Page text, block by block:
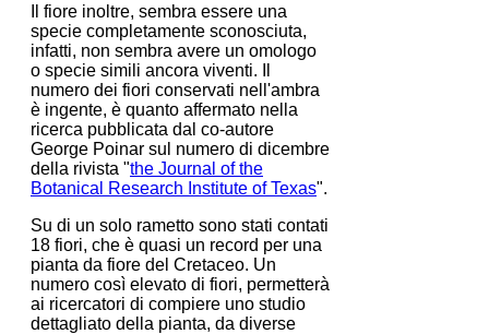
Il fiore inoltre, sembra essere una
specie completamente sconosciuta,
infatti, non sembra avere un omologo
o specie simili ancora viventi. Il
numero dei fiori conservati nell'ambra
è ingente, è quanto affermato nella
ricerca pubblicata dal co-autore
George Poinar sul numero di dicembre
della rivista "the Journal of the
Botanical Research Institute of Texas".
Su di un solo rametto sono stati contati
18 fiori, che è quasi un record per una
pianta da fiore del Cretaceo. Un
numero così elevato di fiori, permetterà
ai ricercatori di compiere uno studio
dettagliato della pianta, da diverse